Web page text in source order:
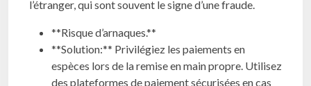
l’étranger, qui sont souvent le signe d’une fraude.
**Risque d’arnaques.**
**Solution:** Privilégiez les paiements en
espèces lors de la remise en main propre. Utilisez
des plateformes de paiement sécurisées en cas